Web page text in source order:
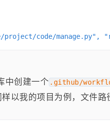
project/code/
中创建一个 .github/
以我的项目为例，文件路